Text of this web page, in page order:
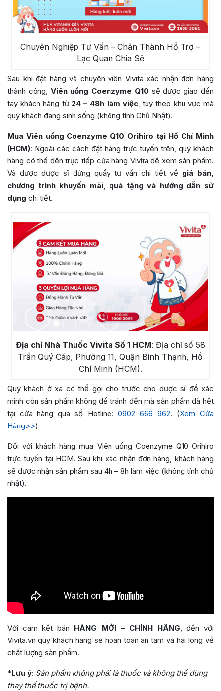
Chuyên Nghiệp Tư Vấn – Chân Thành Hỗ Trợ –
Lạc Quan Chia Sẻ
Sau khi đặt hàng và chuyên viên Vivita xác nhận đơn hàng
thành công, Viên uống Coenzyme Q10 sẽ được giao đến
tay khách hàng từ 24 – 48h làm việc, tùy theo khu vực mà
quý khách đang sinh sống (không tính Chủ Nhật).
Mua Viên uống Coenzyme Q10 Orihiro tại Hồ Chí Minh
(HCM): Ngoài các cách đặt hàng trực tuyến trên, quý khách
hàng có thể đến trực tiếp cửa hàng Vivita để xem sản phẩm.
Và được dược sĩ đứng quầy tư vấn chi tiết về giá bán,
chương trình khuyến mãi, quà tặng và hướng dẫn sử
dụng chi tiết.
Địa chỉ Nhà Thuốc Vivita Số 1 HCM: Địa chỉ số 58
Trần Quý Cáp, Phường 11, Quận Bình Thạnh, Hồ
Chí Minh (HCM).
Quý khách ở xa có thể gọi cho trước cho dược sĩ để xác
minh còn sản phẩm không để tránh đến mà sản phẩm đã hết
tại cửa hàng qua số Hotline: 0902 666 962. (Xem Cửa
Hàng>>)
Đối với khách hàng mua Viên uống Coenzyme Q10 Orihiro
trực tuyến tại HCM. Sau khi xác nhận đơn hàng, khách hàng
sẽ được nhận sản phẩm sau 4h – 8h làm việc (không tính chủ
nhật).
Với cam kết bán HÀNG MỚI – CHÍNH HÃNG, đến với
Vivita.vn quý khách hàng sẽ hoàn toàn an tâm và hài lòng về
chất lượng sản phẩm.
*Lưu ý: Sản phẩm không phải là thuốc và không thể dùng
thay thế thuốc trị bệnh.